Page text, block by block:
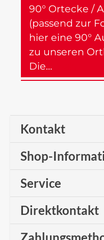
90° Ortecke /
(passend zur
hier eine 90°
zu unseren
Die…
Kontakt
Shop-
Service
Direktkontakt